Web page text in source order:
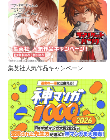
集英社人気作品キャンペーン